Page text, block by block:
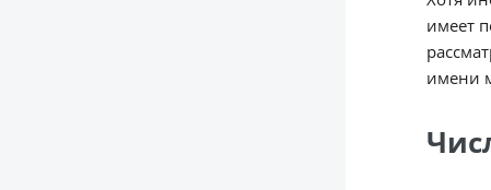
имеет
имени